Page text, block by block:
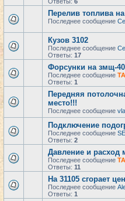
Перелив топлива
Последнее сообщение
Кузов 3102
Последнее сообщение
Ответы: 17
Форсунки на змщ-
Последнее сообщение
Ответы: 1
Передняя
место!!!
Последнее сообщение
Подключение
Последнее сообщение
Ответы: 2
Давление и расход
Последнее сообщение
Ответы: 11
На 31105 сгорает
Последнее сообщение
Ответы: 1